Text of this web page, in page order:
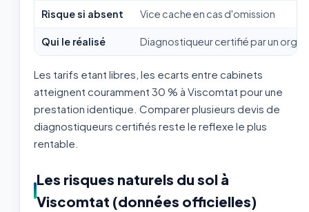
Risque si absent Vice cache en cas d'omission
Qui le réalisé Diagnostiqueur certifié par un
Les tarifs etant libres, les ecarts entre cabinets
atteignent couramment 30 % à Viscomtat pour une
prestation identique. Comparer plusieurs devis de
diagnostiqueurs certifiés reste le reflexe le plus
rentable.
Les risques naturels du sol à
Viscomtat (données officielles)